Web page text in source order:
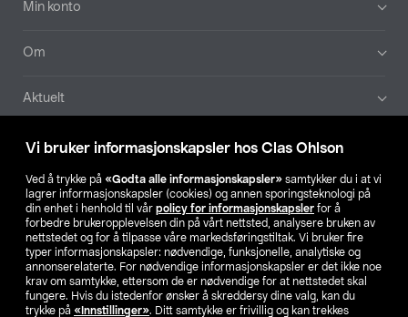
Vi bruker informasjonskapsler hos Clas Ohlson
Ved å trykke på «Godta alle informasjonskapsler» samtykker du i at vi
lagrer informasjonskapsler (cookies) og annen sporingsteknologi på
din enhet i henhold til vår policy for informasjonskapsler for å
forbedre brukeropplevelsen din på vårt nettsted, analysere bruken av
nettstedet og for å tilpasse våre markedsføringstiltak. Vi bruker fire
typer informasjonskapsler: nødvendige, funksjonelle, analytiske og
annonserelaterte. For nødvendige informasjonskapsler er det ikke noe
krav om samtykke, ettersom de er nødvendige for at nettstedet skal
fungere. Hvis du istedenfor ønsker å skreddersy dine valg, kan du
trykke på «Innstillinger». Ditt samtykke er frivillig og kan trekkes
Min konto
Om
Aktuelt
Våre selskaper
Finn din butikk
SE NO FI